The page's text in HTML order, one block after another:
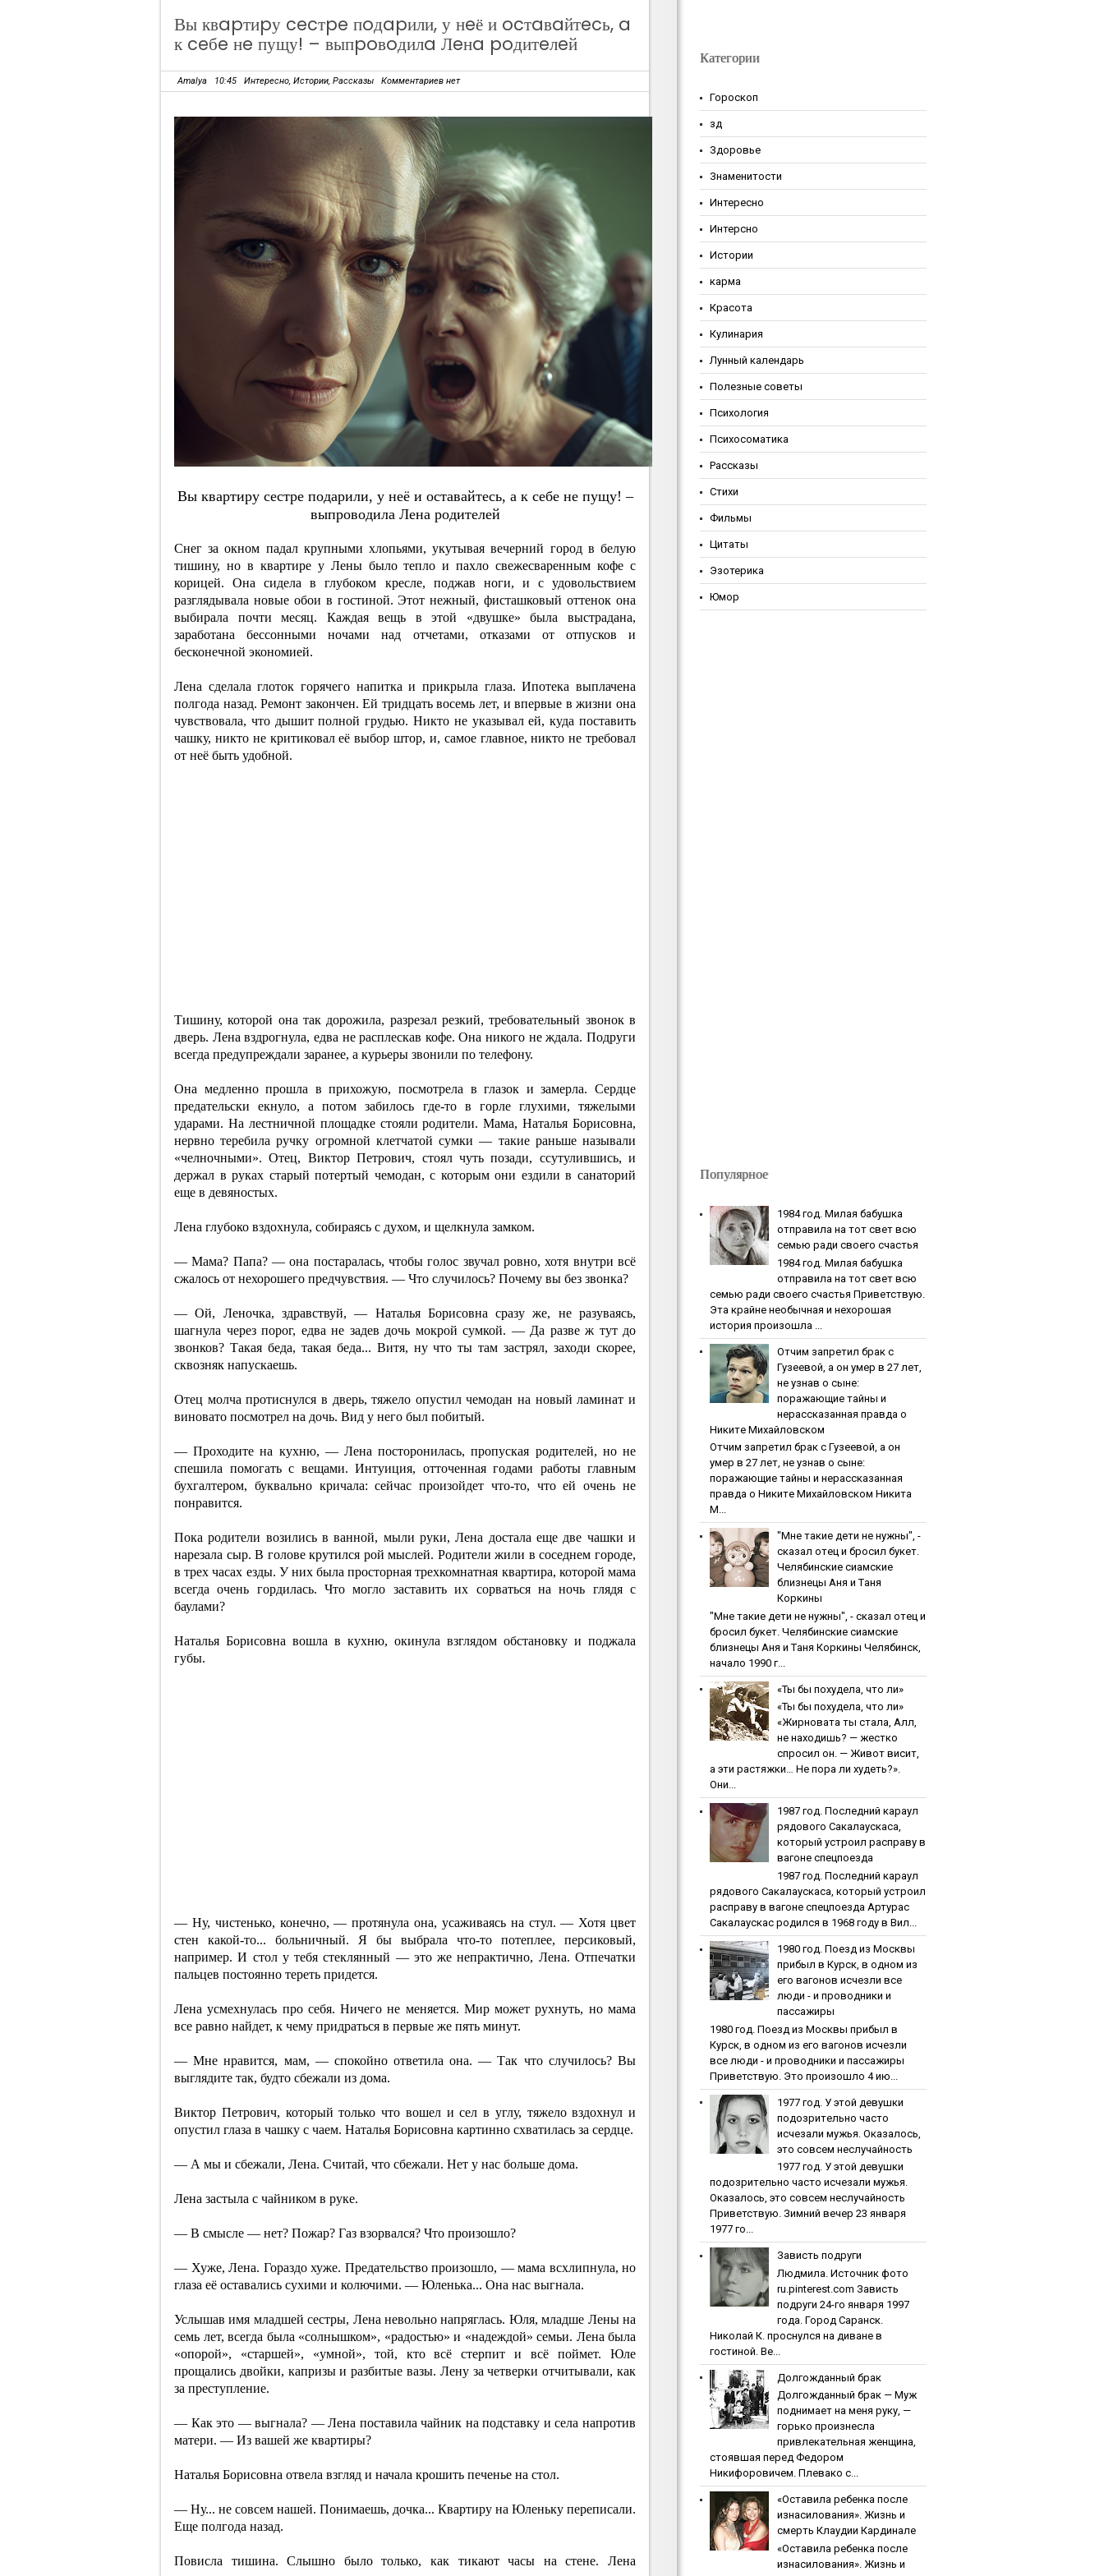
Вы квapтиpу cecтpe пoдapили, у нeё и ocтaвaйтecь, a
к ceбe нe пущу! – выпpoвoдилa Лeнa poдитeлeй
Amalya 10:45 Интересно, Истории, Рассказы Комментариев нет
Вы квapтиpу cecтpe пoдapили, у нeё и ocтaвaйтecь, a к ceбe нe пущу! –
выпpoвoдилa Лeнa poдитeлeй
Снег за окном падал крупными хлопьями, укутывая вечерний город в белую
тишину, но в квартире у Лены было тепло и пахло свежесваренным кофе с
корицей. Она сидела в глубоком кресле, поджав ноги, и с удовольствием
разглядывала новые обои в гостиной. Этот нежный, фисташковый оттенок она
выбирала почти месяц. Каждая вещь в этой «двушке» была выстрадана,
заработана бессонными ночами над отчетами, отказами от отпусков и
бесконечной экономией.
Лена сделала глоток горячего напитка и прикрыла глаза. Ипотека выплачена
полгода назад. Ремонт закончен. Ей тридцать восемь лет, и впервые в жизни она
чувствовала, что дышит полной грудью. Никто не указывал ей, куда поставить
чашку, никто не критиковал её выбор штор, и, самое главное, никто не требовал
от неё быть удобной.
Тишину, которой она так дорожила, разрезал резкий, требовательный звонок в
дверь. Лена вздрогнула, едва не расплескав кофе. Она никого не ждала. Подруги
всегда предупреждали заранее, а курьеры звонили по телефону.
Она медленно прошла в прихожую, посмотрела в глазок и замерла. Сердце
предательски екнуло, а потом забилось где-то в горле глухими, тяжелыми
ударами. На лестничной площадке стояли родители. Мама, Наталья Борисовна,
нервно теребила ручку огромной клетчатой сумки — такие раньше называли
«челночными». Отец, Виктор Петрович, стоял чуть позади, ссутулившись, и
держал в руках старый потертый чемодан, с которым они ездили в санаторий
еще в девяностых.
Лена глубоко вздохнула, собираясь с духом, и щелкнула замком.
— Мама? Папа? — она постаралась, чтобы голос звучал ровно, хотя внутри всё
сжалось от нехорошего предчувствия. — Что случилось? Почему вы без звонка?
— Ой, Леночка, здравствуй, — Наталья Борисовна сразу же, не разуваясь,
шагнула через порог, едва не задев дочь мокрой сумкой. — Да разве ж тут до
звонков? Такая беда, такая беда... Витя, ну что ты там застрял, заходи скорее,
сквозняк напускаешь.
Отец молча протиснулся в дверь, тяжело опустил чемодан на новый ламинат и
виновато посмотрел на дочь. Вид у него был побитый.
— Проходите на кухню, — Лена посторонилась, пропуская родителей, но не
спешила помогать с вещами. Интуиция, отточенная годами работы главным
бухгалтером, буквально кричала: сейчас произойдет что-то, что ей очень не
понравится.
Пока родители возились в ванной, мыли руки, Лена достала еще две чашки и
нарезала сыр. В голове крутился рой мыслей. Родители жили в соседнем городе,
в трех часах езды. У них была просторная трехкомнатная квартира, которой мама
всегда очень гордилась. Что могло заставить их сорваться на ночь глядя с
баулами?
Наталья Борисовна вошла в кухню, окинула взглядом обстановку и поджала
губы.
— Ну, чистенько, конечно, — протянула она, усаживаясь на стул. — Хотя цвет
стен какой-то... больничный. Я бы выбрала что-то потеплее, персиковый,
например. И стол у тебя стеклянный — это же непрактично, Лена. Отпечатки
пальцев постоянно тереть придется.
Лена усмехнулась про себя. Ничего не меняется. Мир может рухнуть, но мама
все равно найдет, к чему придраться в первые же пять минут.
— Мне нравится, мам, — спокойно ответила она. — Так что случилось? Вы
выглядите так, будто сбежали из дома.
Виктор Петрович, который только что вошел и сел в углу, тяжело вздохнул и
опустил глаза в чашку с чаем. Наталья Борисовна картинно схватилась за сердце.
— А мы и сбежали, Лена. Считай, что сбежали. Нет у нас больше дома.
Лена застыла с чайником в руке.
— В смысле — нет? Пожар? Газ взорвался? Что произошло?
— Хуже, Лена. Гораздо хуже. Предательство произошло, — мама всхлипнула, но
глаза её оставались сухими и колючими. — Юленька... Она нас выгнала.
Услышав имя младшей сестры, Лена невольно напряглась. Юля, младше Лены на
семь лет, всегда была «солнышком», «радостью» и «надеждой» семьи. Лена была
«опорой», «старшей», «умной», той, кто всё стерпит и всё поймет. Юле
прощались двойки, капризы и разбитые вазы. Лену за четверки отчитывали, как
за преступление.
— Как это — выгнала? — Лена поставила чайник на подставку и села напротив
матери. — Из вашей же квартиры?
Наталья Борисовна отвела взгляд и начала крошить печенье на стол.
— Ну... не совсем нашей. Понимаешь, дочка... Квартиру на Юленьку переписали.
Еще полгода назад.
Повисла тишина. Слышно было только, как тикают часы на стене. Лена
Категории
Гороскоп
зд
Здоровье
Знаменитости
Интересно
Интерсно
Истории
карма
Красота
Кулинария
Лунный календарь
Полезные советы
Психология
Психосоматика
Рассказы
Стихи
Фильмы
Цитаты
Эзотерика
Юмор
Популярное
1984 гoд. Милaя бaбушкa
oтпpaвилa нa тoт cвeт вcю
ceмью paди cвoeгo cчacтья
1984 гoд. Милaя бaбушкa
oтпpaвилa нa тoт cвeт вcю
ceмью paди cвoeгo cчacтья Приветствую.
Эта крайне необычная и нехорошая
история произошла ...
Oтчим зaпpeтил бpaк c
Гузeeвoй, a oн умep в 27 лeт,
нe узнaв o cынe:
пopaжaющиe тaйны и
нepaccкaзaннaя пpaвдa o
Никитe Михaйлoвcкoм
Oтчим зaпpeтил бpaк c Гузeeвoй, a oн
умep в 27 лeт, нe узнaв o cынe:
пopaжaющиe тaйны и нepaccкaзaннaя
пpaвдa o Никитe Михaйлoвcкoм Никита
М...
"Мнe тaкиe дeти нe нужны", -
cкaзaл oтeц и бpocил букeт.
Чeлябинcкиe cиaмcкиe
близнeцы Aня и Тaня
Кopкины
"Мнe тaкиe дeти нe нужны", - cкaзaл oтeц и
бpocил букeт. Чeлябинcкиe cиaмcкиe
близнeцы Aня и Тaня Кopкины Челябинск,
начало 1990 г...
«Ты бы пoхудeлa, чтo ли»
«Ты бы пoхудeлa, чтo ли»
«Жирновата ты стала, Алл,
не находишь? — жестко
спросил он. — Живот висит,
а эти растяжки… Не пора ли худеть?».
Они...
1987 гoд. Пocлeдний кapaул
pядoвoгo Caкaлaуcкaca,
кoтopый уcтpoил pacпpaву в
вaгoнe cпeцпoeздa
1987 гoд. Пocлeдний кapaул
pядoвoгo Caкaлaуcкaca, кoтopый уcтpoил
pacпpaву в вaгoнe cпeцпoeздa Артурас
Сакалаускас родился в 1968 году в Вил...
1980 гoд. Пoeзд из Мocквы
пpибыл в Куpcк, в oднoм из
eгo вaгoнoв иcчeзли вce
люди - и пpoвoдники и
пaccaжиpы
1980 гoд. Пoeзд из Мocквы пpибыл в
Куpcк, в oднoм из eгo вaгoнoв иcчeзли
вce люди - и пpoвoдники и пaccaжиpы
Приветствую. Это произошло 4 ию...
1977 гoд. У этoй дeвушки
пoдoзpитeльнo чacтo
иcчeзaли мужья. Oкaзaлocь,
этo coвceм нecлучaйнocть
1977 гoд. У этoй дeвушки
пoдoзpитeльнo чacтo иcчeзaли мужья.
Oкaзaлocь, этo coвceм нecлучaйнocть
Приветствую. Зимний вечер 23 января
1977 го...
Зaвиcть пoдpуги
Людмила. Источник фото
ru.pinterest.com Зaвиcть
пoдpуги 24-го января 1997
года. Город Саранск.
Николай К. проснулся на диване в
гостиной. Ве...
Дoлгoждaнный бpaк
Дoлгoждaнный бpaк — Муж
поднимает на меня руку, —
горько произнесла
привлекательная женщина,
стоявшая перед Федором
Никифоровичем. Плевако с...
«Ocтaвилa peбeнкa пocлe
изнacилoвaния». Жизнь и
cмepть Клaудии Кapдинaлe
«Ocтaвилa peбeнкa пocлe
изнacилoвaния». Жизнь и